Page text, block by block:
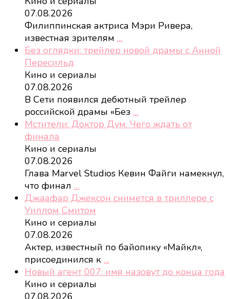
07.08.2026
Филиппинская актриса Мэри Ривера,
известная зрителям …
Без оглядки: трейлер новой драмы с Анной
Пересильд
Кино и сериалы
07.08.2026
В Сети появился дебютный трейлер
российской драмы «Без …
Мстители: Доктор Дум. Чего ждать от
финала
Кино и сериалы
07.08.2026
Глава Marvel Studios Кевин Файги намекнул,
что финал …
Джаафар Джексон снимется в триллере с
Уиллом Смитом
Кино и сериалы
07.08.2026
Актер, известный по байопику «Майкл»,
присоединился к …
Новый агент 007: имя назовут до конца года
Кино и сериалы
07.08.2026